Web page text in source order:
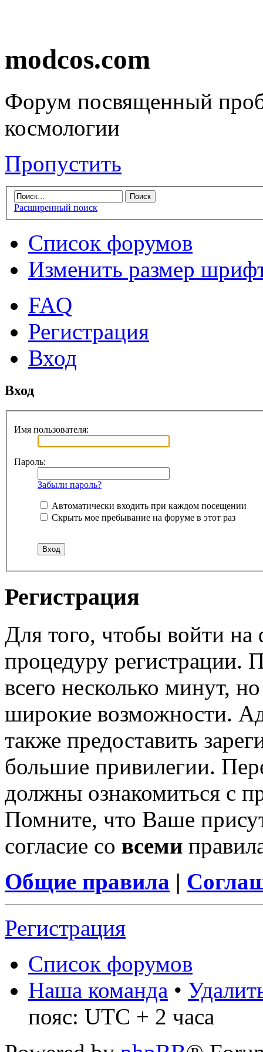
modcos.com
Форум посвященный
космологии
Пропустить
Расширенный поиск
Список форумов
Изменить размер
FAQ
Регистрация
Вход
Вход
Имя пользователя:
Пароль:
Забыли пароль?
Автоматически входить при каждом посещении
Скрыть мое пребывание на форуме в этот раз
Регистрация
Для того, чтобы войти
процедуру регистрации.
всего несколько минут,
широкие возможности.
также предоставить
большие привилегии.
должны ознакомиться с
Помните, что Ваше
согласие со всеми
Общие правила |
Регистрация
Список форумов
Наша команда •
пояс: UTC + 2 часа